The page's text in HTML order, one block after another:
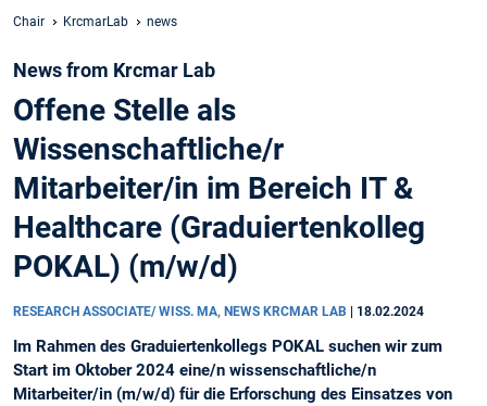
Chair KrcmarLab news
News from Krcmar Lab
Offene Stelle als
Wissenschaftliche/r
Mitarbeiter/in im Bereich IT &
Healthcare (Graduiertenkolleg
POKAL) (m/w/d)
RESEARCH ASSOCIATE/ WISS. MA, NEWS KRCMAR LAB 18.02.2024
Im Rahmen des Graduiertenkollegs POKAL suchen wir zum
Start im Oktober 2024 eine/n wissenschaftliche/n
Mitarbeiter/in (m/w/d) für die Erforschung des Einsatzes von